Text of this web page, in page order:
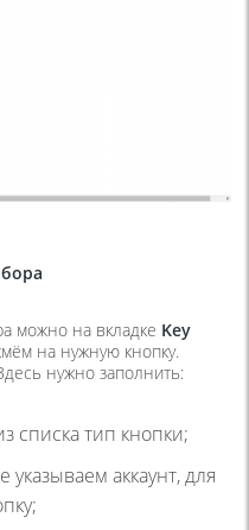
можно на вкладке Key
на нужную кнопку.
нужно заполнить:
списка тип кнопки;
указываем аккаунт, для